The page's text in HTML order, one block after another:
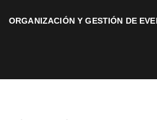
ORGANIZACIÓN Y GESTIÓN DE